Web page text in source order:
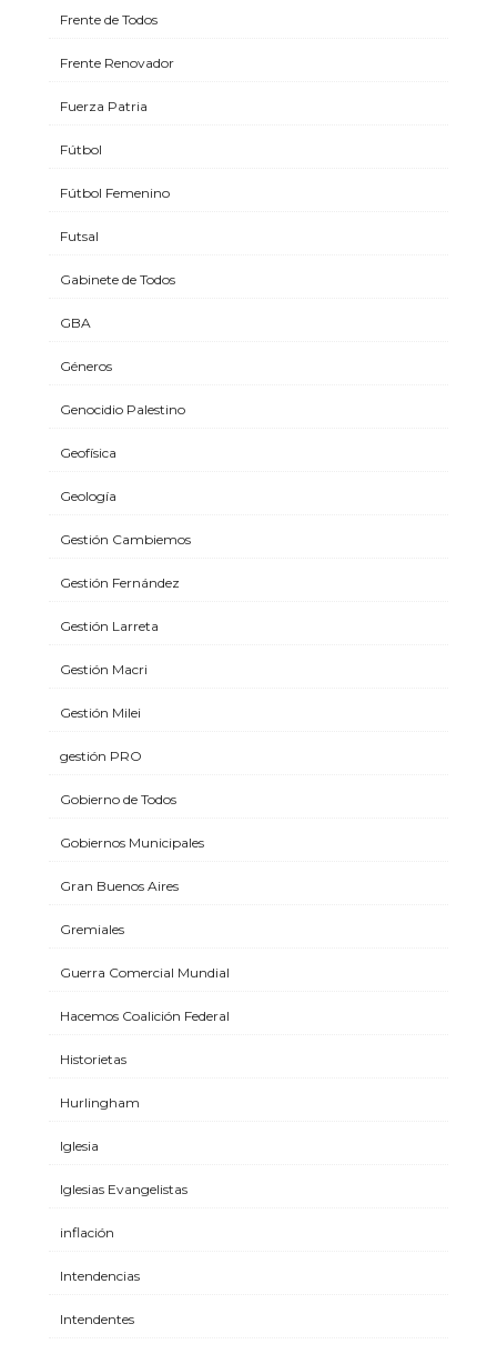
Frente de Todos
Frente Renovador
Fuerza Patria
Fútbol
Fútbol Femenino
Futsal
Gabinete de Todos
GBA
Géneros
Genocidio Palestino
Geofísica
Geología
Gestión Cambiemos
Gestión Fernández
Gestión Larreta
Gestión Macri
Gestión Milei
gestión PRO
Gobierno de Todos
Gobiernos Municipales
Gran Buenos Aires
Gremiales
Guerra Comercial Mundial
Hacemos Coalición Federal
Historietas
Hurlingham
Iglesia
Iglesias Evangelistas
inflación
Intendencias
Intendentes